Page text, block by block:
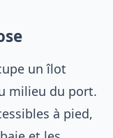
un îlot
milieu du port.
à pied,